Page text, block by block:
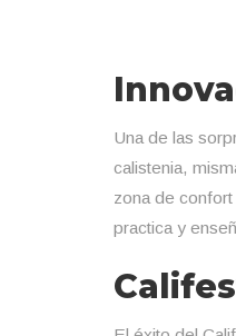
Una de las
calistenia,
zona de
practica y